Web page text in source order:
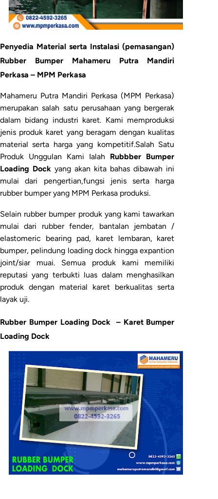
Penyedia Material serta Instalasi (pemasangan)
Rubber Bumper Mahameru Putra Mandiri
Perkasa – MPM Perkasa
Mahameru Putra Mandiri Perkasa (MPM Perkasa)
merupakan salah satu perusahaan yang bergerak
dalam bidang industri karet. Kami memproduksi
jenis produk karet yang beragam dengan kualitas
material serta harga yang kompetitif.Salah Satu
Produk Unggulan Kami Ialah Rubbber Bumper
Loading Dock yang akan kita bahas dibawah ini
mulai dari pengertian,fungsi jenis serta harga
rubber bumper yang MPM Perkasa produksi.
Selain rubber bumper produk yang kami tawarkan
mulai dari rubber fender, bantalan jembatan /
elastomeric bearing pad, karet lembaran, karet
bumper, pelindung loading dock hingga expantion
joint/siar muai. Semua produk kami memiliki
reputasi yang terbukti luas dalam menghasilkan
produk dengan material karet berkualitas serta
layak uji.
Rubber Bumper Loading Dock
– Karet Bumper
Loading Dock